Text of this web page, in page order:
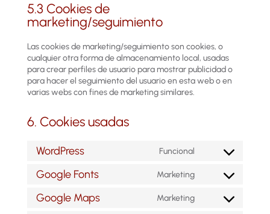
5.3 Cookies de
marketing/seguimiento
Las cookies de marketing/seguimiento son cookies, o
cualquier otra forma de almacenamiento local, usadas
para crear perfiles de usuario para mostrar publicidad o
para hacer el seguimiento del usuario en esta web o en
varias webs con fines de marketing similares.
6. Cookies usadas
WordPress Funcional
Consent
service
Google Fonts Marketing
Consent
service
Google Maps Marketing
Consent